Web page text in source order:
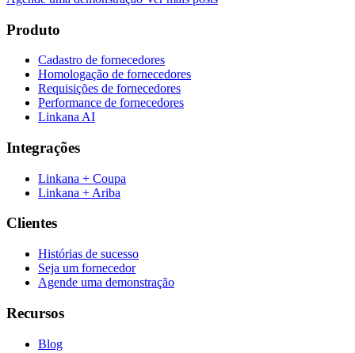
Produto
Cadastro de fornecedores
Homologação de fornecedores
Requisições de fornecedores
Performance de fornecedores
Linkana AI
Integrações
Linkana + Coupa
Linkana + Ariba
Clientes
Histórias de sucesso
Seja um fornecedor
Agende uma demonstração
Recursos
Blog